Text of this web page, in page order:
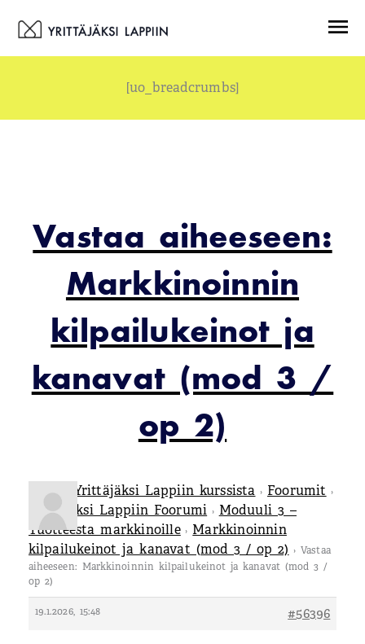
sisältöön
[uo_breadcrumbs]
Vastaa aiheeseen:
Markkinoinnin
kilpailukeinot ja
kanavat (mod 3 /
op 2)
Tietoa Yrittäjäksi Lappiin kurssista › Foorumit ›
Yrittäjäksi Lappiin Foorumi › Moduuli 3 –
Tuotteesta markkinoille › Markkinoinnin
kilpailukeinot ja kanavat (mod 3 / op 2) › Vastaa
aiheeseen: Markkinoinnin kilpailukeinot ja kanavat (mod 3 /
op 2)
19.1.2026, 15:48 #56396